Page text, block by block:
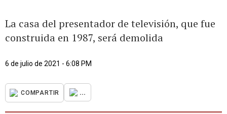
La casa del presentador de televisión, que fue
construida en 1987, será demolida
6 de julio de 2021 - 6:08 PM
COMPARTIR ...